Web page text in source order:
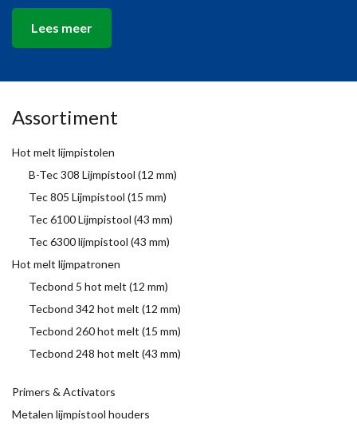
Lees meer
Assortiment
Hot melt lijmpistolen
B-Tec 308 Lijmpistool (12 mm)
Tec 805 Lijmpistool (15 mm)
Tec 6100 Lijmpistool (43 mm)
Tec 6300 lijmpistool (43 mm)
Hot melt lijmpatronen
Tecbond 5 hot melt (12 mm)
Tecbond 342 hot melt (12 mm)
Tecbond 260 hot melt (15 mm)
Tecbond 248 hot melt (43 mm)
Primers & Activators
Metalen lijmpistool houders